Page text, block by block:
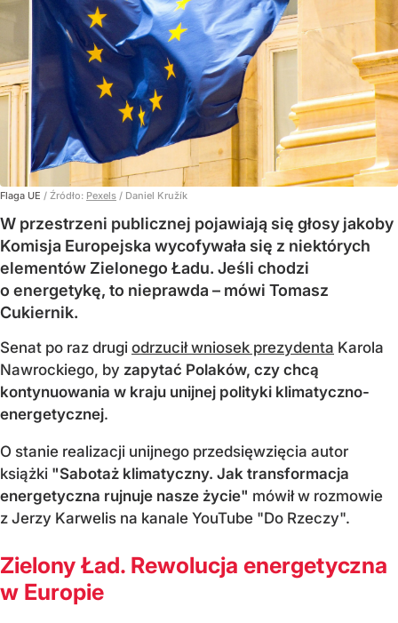
Flaga UE / Źródło: Pexels / Daniel Kružík
W przestrzeni publicznej pojawiają się głosy jakoby
Komisja Europejska wycofywała się z niektórych
elementów Zielonego Ładu. Jeśli chodzi
o energetykę, to nieprawda – mówi Tomasz
Cukiernik.
Senat po raz drugi odrzucił wniosek prezydenta Karola
Nawrockiego, by zapytać Polaków, czy chcą
kontynuowania w kraju unijnej polityki klimatyczno-
energetycznej.
O stanie realizacji unijnego przedsięwzięcia autor
książki "Sabotaż klimatyczny. Jak transformacja
energetyczna rujnuje nasze życie" mówił w rozmowie
z Jerzy Karwelis na kanale YouTube "Do Rzeczy".
Zielony Ład. Rewolucja energetyczna
w Europie